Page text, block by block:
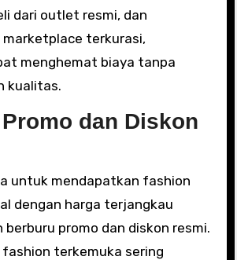
dari outlet resmi, dan
marketplace terkurasi,
menghemat biaya tanpa
kualitas.
dan Diskon
untuk mendapatkan fashion
dengan harga terjangkau
berburu promo dan diskon resmi.
fashion terkemuka sering